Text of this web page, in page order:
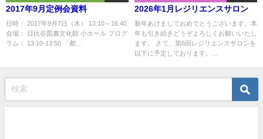
2017年9月定例会資料
日時： 2017年9月7日（木） 13:10～16:40
会場： 日比谷図書文化館 小ホール プログ
ラム： 13:10-13:50 「都...
2026年1月レジリエンスサロン
新年あけましておめでとうございます。本
年も引き続きどうぞよろしくお願いいたし
ます。 さて、第6回レジリエンスサロンを
以下に予定しております。...